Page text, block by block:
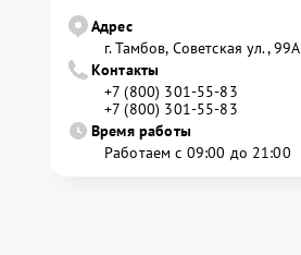
Адрес
г. Тамбов, Советская ул., 99А
Контакты
+7 (800) 301-55-83
+7 (800) 301-55-83
Время работы
Работаем с 09:00 до 21:00